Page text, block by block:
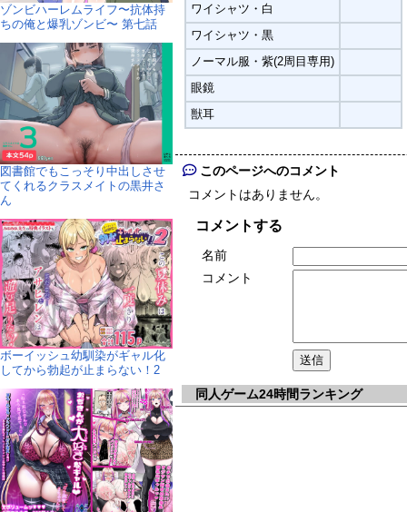
ワイシャツ・白
ワイシャツ・黒
ノーマル服・紫(2周目専用)
眼鏡
獣耳
このページへのコメント
コメントはありません。
コメントする
名前
コメント
同人ゲーム24時間ランキング
ゾンビハーレムライフ〜抗体持
ちの俺と爆乳ゾンビ〜 第七話
図書館でもこっそり中出しさせ
てくれるクラスメイトの黒井さ
ん
ボーイッシュ幼馴染がギャル化
してから勃起が止まらない！2